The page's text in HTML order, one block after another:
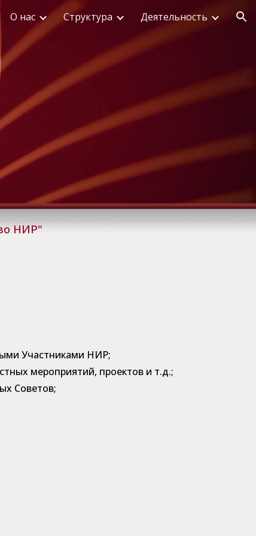
О нас Структура Деятельность
НИР"
Участниками НИР;
мероприятий, проектов и т.д.;
Советов;